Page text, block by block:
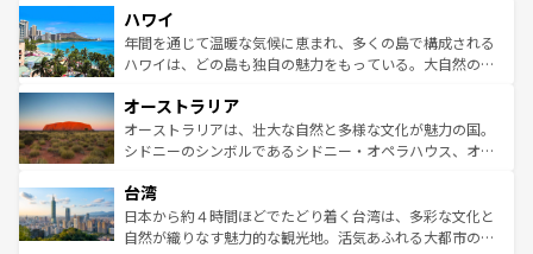
ば市内交通費無料で観光を楽しむこともできる。 なお、新
着のスイス情報はコンテンツ一覧 を参照してほしい。
のような巨大都市は、観光、ショッピング、エンターテイ
ンメントが詰まった刺激的なスポットだ。一方、アメリカ
西部には大自然が広がり、グランドキャニオンやイエロー
部のニューオーリンズでは、音楽と美食が融合した独特の
文化が魅力。旅行者はアメリカの各地域で異なる魅力を楽
しみながら、その多様性と豊かな歴史を感じることができ
ならではの贅沢な旅のスタイルだ。 なお、新着のアメリカ
情報はコンテンツ一覧を参照してほしい。
ハワイ
年間を通じて温暖な気候に恵まれ、多くの島で構成される
ハワイは、どの島も独自の魅力をもっている。大自然の神
ワイ島は見逃せない。また、定番の観光地といえばオアフ
島だが、静かな自然を求めるならマウイ島やカウアイ島が
おすすめ。エメラルドグリーンに輝く海をはじめ、豊かな
れるおもてなしの心で訪れる人々を迎えてくれるハワイの
人々、おいしいローカルフードやハワイアンミュージッ
ク、伝統的なフラダンスなど、すべてがハワイの魅力を彩
オーストラリア
オーストラリアは、壮大な自然と多様な文化が魅力の国。
シドニーのシンボルであるシドニー・オペラハウス、オー
リアリーフや大陸中央部にそびえるウルル（エアーズロッ
ク）、タスマニアの美しい原生林やケアンズの熱帯雨林な
ど、見どころがたくさん。また、カフェやワイン、オージ
台湾
日本から約４時間ほどでたどり着く台湾は、多彩な文化と
自然が織りなす魅力的な観光地。活気あふれる大都市の台